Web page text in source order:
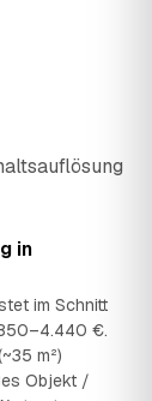
in
im Schnitt
€.
m²)
Objekt /